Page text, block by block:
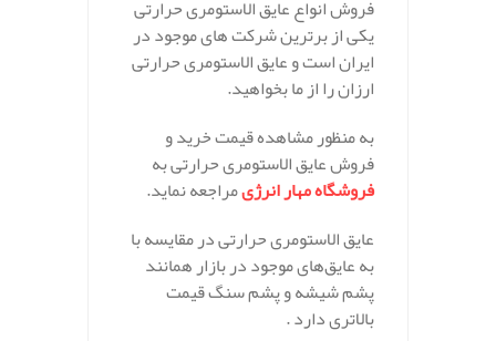
فروش انواع عایق الاستومری حرارتی
یکی از برترین شرکت های موجود در
ایران است و عایق الاستومری حرارتی
ارزان را از ما بخواهید.
به منظور مشاهده قیمت خرید و
فروش عایق الاستومری حرارتی به
فروشگاه مهار انرژیمراجعه نماید.
عایق الاستومری حرارتی در مقایسه با
به عایق‌های موجود در بازار همانند
پشم شیشه و پشم سنگ قیمت
بالاتری دارد .